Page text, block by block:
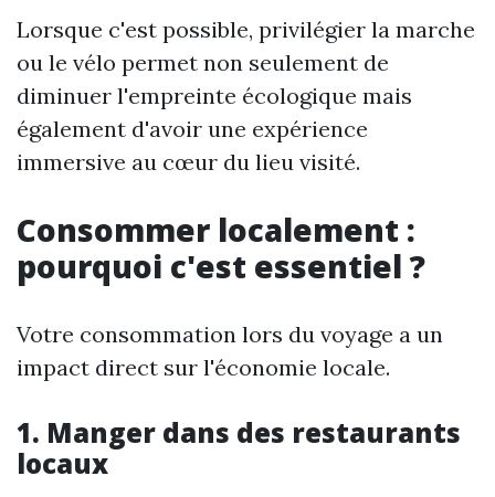
Lorsque c'est possible, privilégier la marche
ou le vélo permet non seulement de
diminuer l'empreinte écologique mais
également d'avoir une expérience
immersive au cœur du lieu visité.
Consommer localement :
pourquoi c'est essentiel ?
Votre consommation lors du voyage a un
impact direct sur l'économie locale.
1. Manger dans des restaurants
locaux